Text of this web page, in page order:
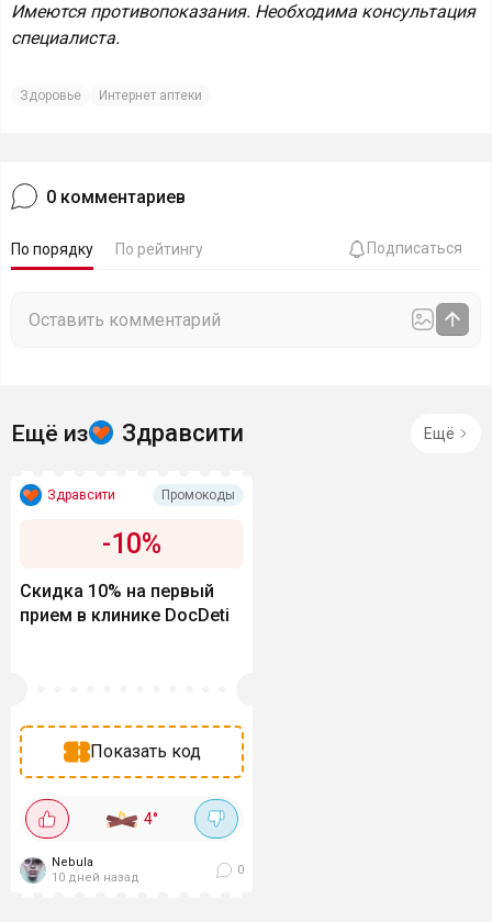
Имеются противопоказания. Необходима консультация
специалиста.
Здоровье Интернет аптеки
0 комментариев
По порядку По рейтингу Подписаться
Ещё из Здравсити Ещё
Здравсити Промокоды
-10%
Скидка 10% на первый
прием в клинике DocDeti
Показать код
4°
Nebula
10 дней назад
0